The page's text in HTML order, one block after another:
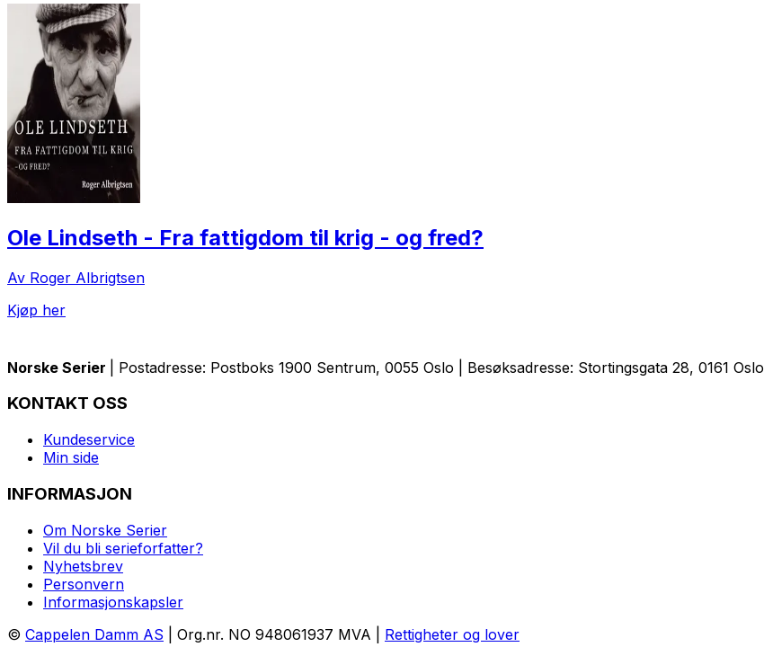
Ole Lindseth - Fra fattigdom til krig - og fred?
Av Roger Albrigtsen
Kjøp her
Norske Serier | Postadresse: Postboks 1900 Sentrum, 0055 Oslo | Besøksadresse: Stortingsgata 28, 0161 Oslo
KONTAKT OSS
Kundeservice
Min side
INFORMASJON
Om Norske Serier
Vil du bli serieforfatter?
Nyhetsbrev
Personvern
Informasjonskapsler
© Cappelen Damm AS | Org.nr. NO 948061937 MVA | Rettigheter og lover